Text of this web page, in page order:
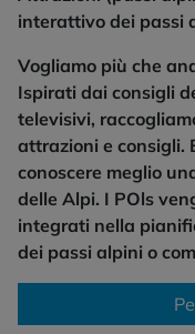
interattivo dei passi
Vogliamo più che
Ispirati dai consigli
televisivi,
attrazioni e consigli.
conoscere meglio
delle Alpi. I POls
integrati nella
dei passi alpini o